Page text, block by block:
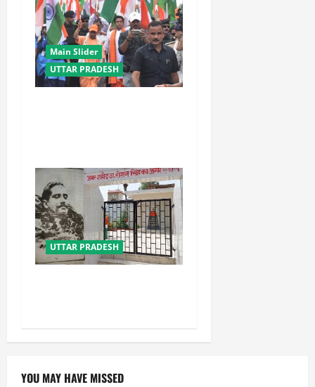
Main Slider
UTTAR PRADESH
UTTAR PRADESH
YOU MAY HAVE MISSED